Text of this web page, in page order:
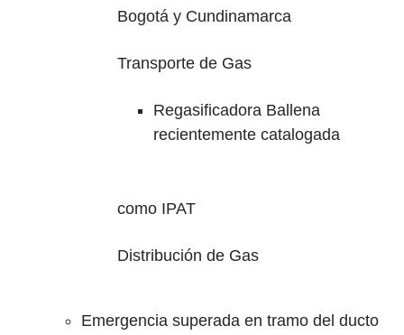
Bogotá y Cundinamarca
Transporte de Gas
Regasificadora Ballena
recientemente catalogada
como IPAT
Distribución de Gas
Emergencia superada en tramo del ducto